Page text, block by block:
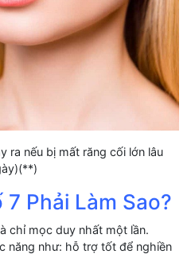
ra nếu bị mất răng cối lớn lâu
Phải Làm Sao?
chỉ mọc duy nhất một lần.
năng như: hỗ trợ tốt để nghiền